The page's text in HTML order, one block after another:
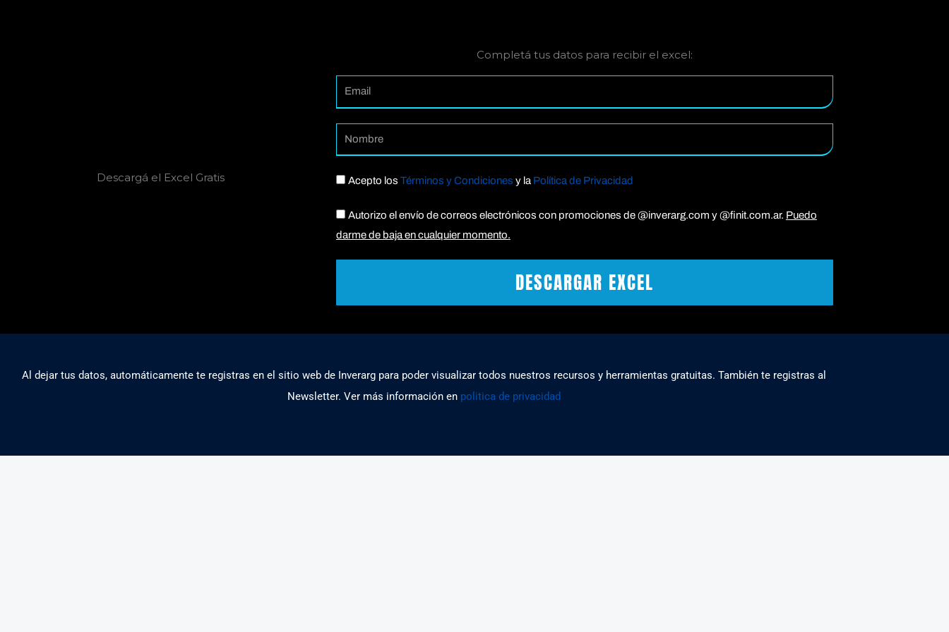
Descargá el Excel Gratis
Completá tus datos para recibir el excel:
Email
Nombre
Acepto
Acepto los Términos y Condiciones y la Política de Privacidad
Acepto2
Autorizo el envío de correos electrónicos con promociones de @inverarg.com y @finit.com.ar. Puedo
darme de baja en cualquier momento.
DESCARGAR EXCEL
Al dejar tus datos, automáticamente te registras en el sitio web de Inverarg para poder visualizar todos nuestros recursos y herramientas gratuitas. También te registras al
Newsletter. Ver más información en politica de privacidad